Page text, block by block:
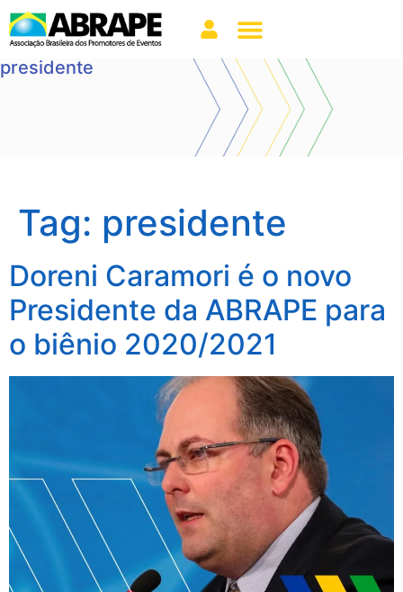
presidente
Tag: presidente
Doreni Caramori é o novo
Presidente da ABRAPE para
o biênio 2020/2021